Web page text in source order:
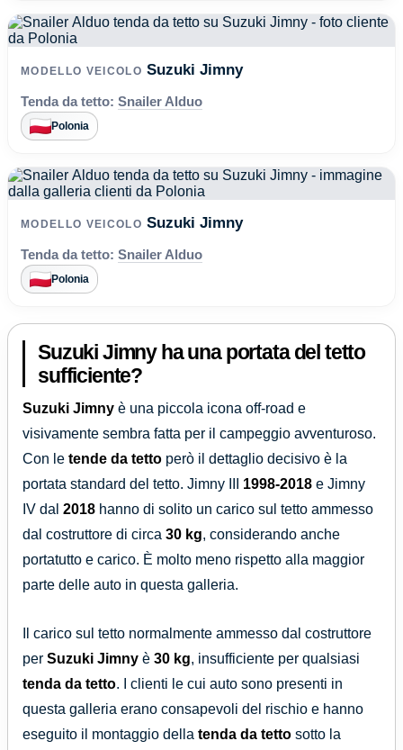
MODELLO VEICOLO Suzuki Jimny
Tenda da tetto: Snailer Alduo
Polonia
MODELLO VEICOLO Suzuki Jimny
Tenda da tetto: Snailer Alduo
Polonia
Suzuki Jimny ha una portata del tetto
sufficiente?
Suzuki Jimny è una piccola icona off-road e
visivamente sembra fatta per il campeggio avventuroso.
Con le tende da tetto però il dettaglio decisivo è la
portata standard del tetto. Jimny III 1998-2018 e Jimny
IV dal 2018 hanno di solito un carico sul tetto ammesso
dal costruttore di circa 30 kg, considerando anche
portatutto e carico. È molto meno rispetto alla maggior
parte delle auto in questa galleria.
Il carico sul tetto normalmente ammesso dal costruttore
per Suzuki Jimny è 30 kg, insufficiente per qualsiasi
tenda da tetto. I clienti le cui auto sono presenti in
questa galleria erano consapevoli del rischio e hanno
eseguito il montaggio della tenda da tetto sotto la